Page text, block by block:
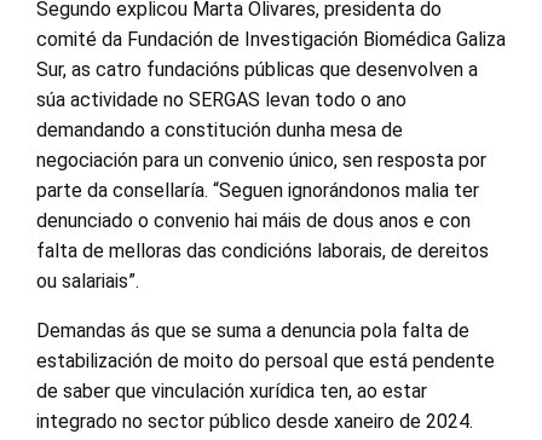
Segundo explicou Marta Olivares, presidenta do
comité da Fundación de Investigación Biomédica Galiza
Sur, as catro fundacións públicas que desenvolven a
súa actividade no SERGAS levan todo o ano
demandando a constitución dunha mesa de
negociación para un convenio único, sen resposta por
parte da consellaría. “Seguen ignorándonos malia ter
denunciado o convenio hai máis de dous anos e con
falta de melloras das condicións laborais, de dereitos
ou salariais”.
Demandas ás que se suma a denuncia pola falta de
estabilización de moito do persoal que está pendente
de saber que vinculación xurídica ten, ao estar
integrado no sector público desde xaneiro de 2024.